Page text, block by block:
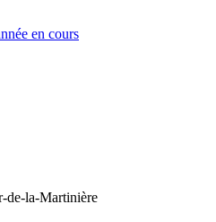
en cours
de-la-Martinière